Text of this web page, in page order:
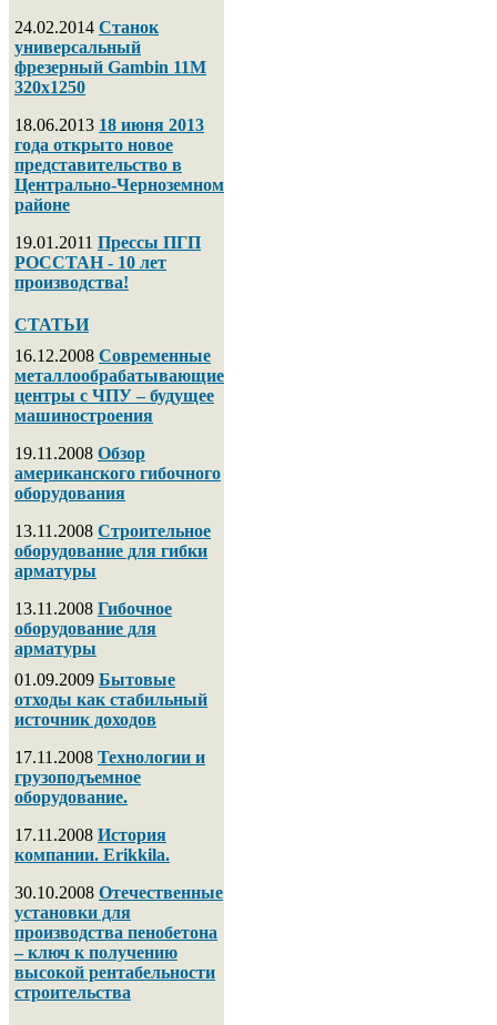
24.02.2014 Станок
универсальный
фрезерный Gambin 11M
320х1250
18.06.2013 18 июня 2013
года открыто новое
представительство в
Центрально-Черноземном
районе
19.01.2011 Прессы ПГП
РОССТАН - 10 лет
производства!
СТАТЬИ
16.12.2008 Современные
металлообрабатывающие
центры с ЧПУ – будущее
машиностроения
19.11.2008 Обзор
американского гибочного
оборудования
13.11.2008 Строительное
оборудование для гибки
арматуры
13.11.2008 Гибочное
оборудование для
арматуры
01.09.2009 Бытовые
отходы как стабильный
источник доходов
17.11.2008 Технологии и
грузоподъемное
оборудование.
17.11.2008 История
компании. Erikkila.
30.10.2008 Отечественные
установки для
производства пенобетона
– ключ к получению
высокой рентабельности
строительства